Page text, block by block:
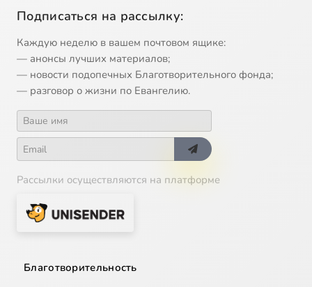
Подписаться на рассылку:
Каждую неделю в вашем почтовом ящике:
— анонсы лучших материалов;
— новости подопечных Благотворительного фонда;
— разговор о жизни по Евангелию.
Рассылки осуществляются на платформе
Благотворительность